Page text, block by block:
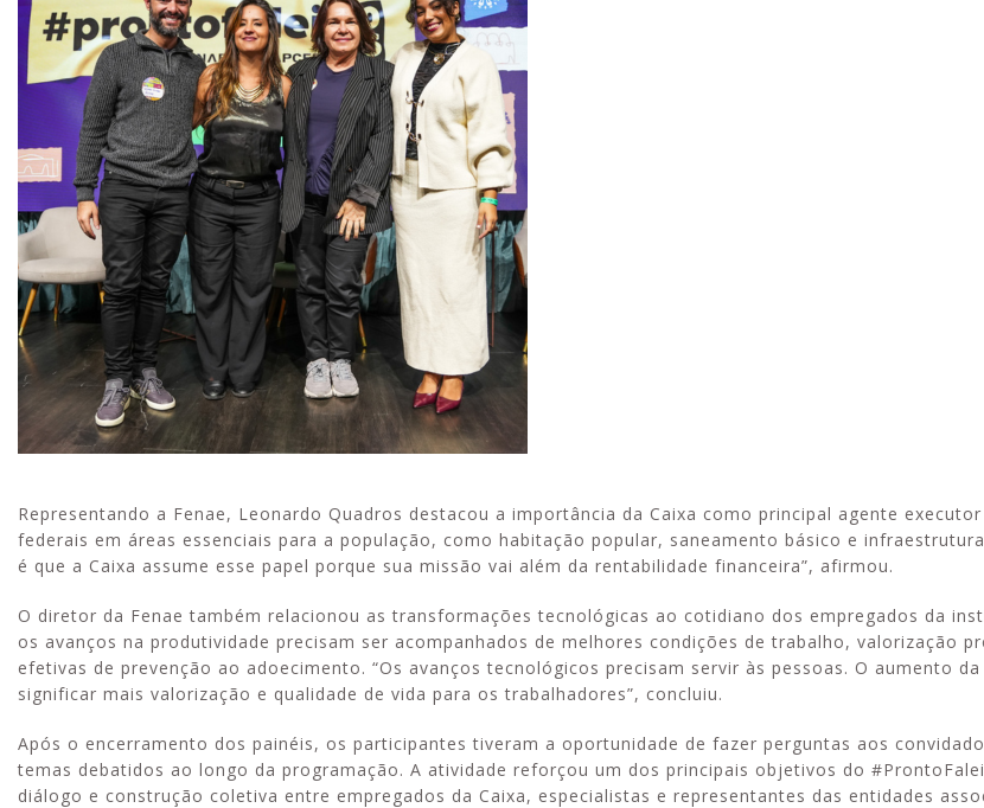
Representando a Fenae, Leonardo Quadros destacou a importância da Caixa como principal agente
federais em áreas essenciais para a população, como habitação popular, saneamento básico e
é que a Caixa assume esse papel porque sua missão vai além da rentabilidade financeira”, afirmou.
O diretor da Fenae também relacionou as transformações tecnológicas ao cotidiano dos empregados da
os avanços na produtividade precisam ser acompanhados de melhores condições de trabalho, valorização
efetivas de prevenção ao adoecimento. “Os avanços tecnológicos precisam servir às pessoas. O aumento
significar mais valorização e qualidade de vida para os trabalhadores”, concluiu.
Após o encerramento dos painéis, os participantes tiveram a oportunidade de fazer perguntas aos
temas debatidos ao longo da programação. A atividade reforçou um dos principais objetivos do
diálogo e construção coletiva entre empregados da Caixa, especialistas e representantes das entidades